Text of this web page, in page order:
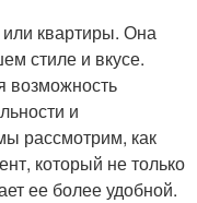
квартиры. Она
стиле и вкусе.
возможность
и
рассмотрим, как
который не только
ее более удобной.